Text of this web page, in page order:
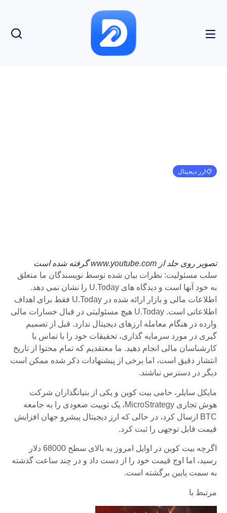
ارز دیجیتال
تصویر روی جلد از www.youtube.com گرفته شده است
سلب مسئولیت: نظرات بیان شده توسط نویسندگان ما متعلق
به خود آنها است و دیدگاه های U.Today را نشان نمی دهد.
اطلاعات مالی و بازار ارائه شده در U.Today فقط برای اهداف
اطلاعاتی است. U.Today هیچ مسئولیتی در قبال خسارات مالی
وارده در هنگام معامله ارزهای دیجیتال ندارد. قبل از تصمیم
گیری در مورد سرمایه گذاری، تحقیقات خود را با تماس با
کارشناسان مالی انجام دهید. ما معتقدیم که تمام محتوا از تاریخ
انتشار دقیق است، اما برخی از پیشنهادات ذکر شده ممکن است
دیگر در دسترس نباشند.
مایکل سایلر، حامی بیت کوین و یکی از بنیانگذاران شرکت
هوش تجاری MicroStrategy، یک توییت صعودی را به جامعه
BTC ارسال کرد، در حالی که ارز دیجیتال پیشرو جهان افزایش
قیمت قابل توجهی را ثبت کرد.
اگرچه بیت کوین در اوایل امروز به بالای سطح 68000 دلار
رسید، اما اوج قیمت خود را از دست داد و در چند ساعت گذشته
به سمت پایین برگشته است.
مرتبط با